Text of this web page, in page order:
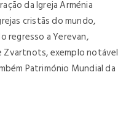
da Igreja Arménia
cristãs do mundo,
regresso a Yerevan,
Zvartnots, exemplo notável
Património Mundial da